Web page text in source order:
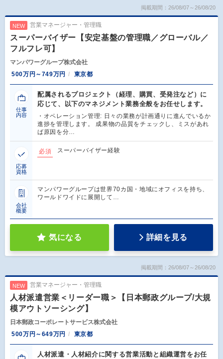
掲載期間：26/08/07～26/08/20
NEW 営業マネージャー・管理職
スーパーバイザー【安定基盤の管理職／グローバル／
フルフレ可】
マンパワーグループ株式会社
500万円～749万円
東京都
仕事
内容
配属されるプロジェクト（経理、購買、受発注など）に
応じて、以下のマネジメント業務全般をお任せします。
・オペレーション管理: 日々の業務が計画通りに進んでいるか
進捗を管理します。 成果物の品質をチェックし、ミスがあれ
ば原因を分…
応募
資格
必須 スーパーバイザー経験
会社
概要
マンパワーグループは世界70カ国・地域にオフィスを持ち、
ワールドワイドに展開して…
気になる 詳細を見る
掲載期間：26/08/07～26/08/20
NEW 営業マネージャー・管理職
人材派遣営業＜リーダー職＞【日本郵政グループ/大規
模アウトソーシング】
日本郵政コーポレートサービス株式会社
500万円～649万円
東京都
人材派遣・人材紹介に関する営業活動と組織運営をお任